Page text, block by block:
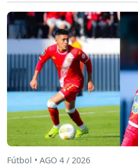
Fútbol • AGO 4 / 2026